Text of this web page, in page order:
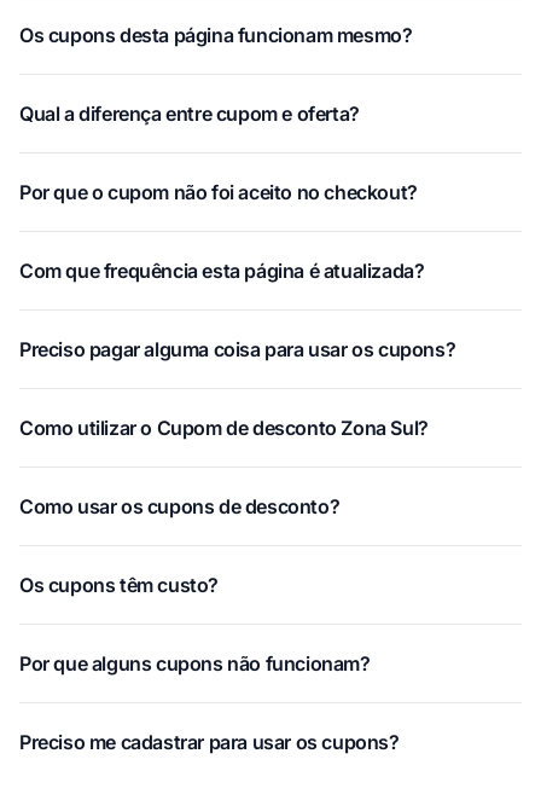
Os cupons desta página funcionam mesmo?
Qual a diferença entre cupom e oferta?
Por que o cupom não foi aceito no checkout?
Com que frequência esta página é atualizada?
Preciso pagar alguma coisa para usar os cupons?
Como utilizar o Cupom de desconto Zona Sul?
Como usar os cupons de desconto?
Os cupons têm custo?
Por que alguns cupons não funcionam?
Preciso me cadastrar para usar os cupons?